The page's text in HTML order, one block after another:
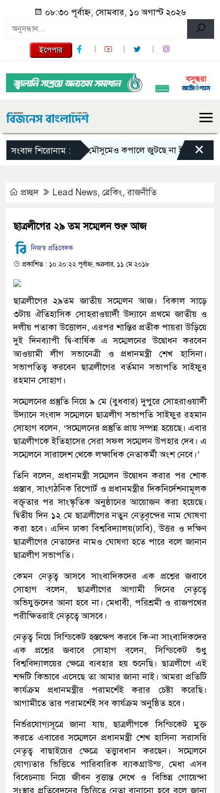
০৮:৩০ পূর্বাহ্ন, সোমবার, ১০ অগাস্ট ২০২৬
ইপেপার
সংবাদ শিরোনাম :ভরা মৌসুমেও কপালে জুটছে না ইলিশ, দাম বেশ
×
প্রচ্ছদ Lead News, ব্রেকিং,রাজনীতি
ছাত্রলীগের ২৯ তম সম্মেলন শুরু আজ
নিজস্ব প্রতিবেদক
প্রকাশিত : ১০:২০:২২ পূর্বাহ্ন, শুক্রবার, ১১ মে ২০১৮
ছাত্রলীগের ২৯তম জাতীয় সম্মেলন আজ। বিকাল সাড়ে
৩টায় ঐতিহাসিক সোহরাওয়ার্দী উদ্যানে প্রথমে জাতীয় ও
দলীয় পতাকা উত্তোলন, এরপর শান্তির প্রতীক পায়রা উড়িয়ে
দুই দিনব্যাপী দ্বি-বার্ষিক এ সম্মেলনের উদ্বোধন করবেন
আওয়ামী লীগ সভানেত্রী ও প্রধানমন্ত্রী শেখ হাসিনা।
সভাপতিত্ব করবেন ছাত্রলীগের বর্তমান সভাপতি সাইফুর
রহমান সোহাগ।
সম্মেলনের প্রস্তুতি নিয়ে ৯ মে (বুধবার) দুপুরে সোহরাওয়ার্দী
উদ্যানে সংবাদ সম্মেলনে ছাত্রলীগ সভাপতি সাইফুর রহমান
সোহাগ বলেন, ‘সম্মেলনের প্রস্তুতি প্রায় সম্পন্ন হয়েছে। এবার
ছাত্রলীগকে ইতিহাসের সেরা সফল সম্মেলন উপহার দেব। এ
সম্মেলনে সারাদেশ থেকে লক্ষাধিক নেতাকর্মী অংশ নেবে।’
তিনি বলেন, প্রধানমন্ত্রী সম্মেলন উদ্বোধন করার পর শোক
প্রস্তাব, সাংগঠনিক রিপোর্ট ও প্রধানমন্ত্রীর দিকনির্দেশনামূলক
বক্তৃতার পর সাংস্কৃতিক অনুষ্ঠানের আয়োজন করা হয়েছে।
দ্বিতীয় দিন ১২ মে ছাত্রলীগের নতুন নেতৃবৃন্দের নাম ঘোষণা
করা হবে। এদিন ঢাকা বিশ্ববিদ্যালয়(ঢাবি), উত্তর ও দক্ষিণ
ছাত্রলীগের নেতাদের নামও ঘোষণা হতে পারে বলে জানান
ছাত্রলীগ সভাপতি।
কেমন নেতৃত্ব আসবে সাংবাদিকদের এক প্রশ্নের জবাবে
সোহাগ বলেন, ছাত্রলীগের আগামী দিনের নেতৃত্বে
অভিযুক্তদের আনা হবে না। মেধাবী, পরিশ্রমী ও রাজপথের
পরীক্ষিতরাই নেতৃত্বে আসবে।
নেতৃত্ব নিয়ে সিন্ডিকেট হস্তক্ষেপ করবে কি-না সাংবাদিকদের
এক প্রশ্নের জবাবে সোহাগ বলেন, সিন্ডিকেট শুধু
বিশ্ববিদ্যালয়ের ক্ষেত্রে ব্যবহার হয় শুনেছি। ছাত্রলীগে এই
শব্দটি কিভাবে এসেছে তা আমার জানা নাই। আমরা প্রতিটি
কার্যক্রম প্রধানমন্ত্রীর পরামর্শেই করার চেষ্টা করেছি।
আগামীতে তার পরামর্শেই সব কার্যক্রম অনুষ্ঠিত হবে।
নির্ভরযোগ্যসূত্রে জানা যায়, ছাত্রলীগকে সিন্ডিকেট মুক্ত
করতে এবারের সম্মেলনে প্রধানমন্ত্রী শেখ হাসিনা সরাসরি
নেতৃত্ব বাছাইয়ের ক্ষেত্রে তত্ত্বাবধান করছেন। সম্মেলনে
যোগ্যতার ভিত্তিতে পারিবারিক ব্যাকগ্রাউন্ড, মেধা এসব
বিবেচনায় নিয়ে জীবন বৃত্তান্ত দেখে ও বিভিন্ন গোয়েন্দা
সংস্থার প্রতিবেদনের ভিত্তিতে নেতা বানানো হবে বলে জানা